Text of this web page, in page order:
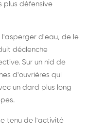
plus défensive
l'asperger d'eau, de le
déclenche
Sur un nid de
d'ouvrières qui
un dard plus long
tenu de l'activité